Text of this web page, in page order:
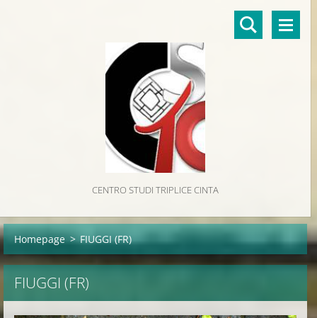
CENTRO STUDI TRIPLICE CINTA
Homepage > FIUGGI (FR)
FIUGGI (FR)